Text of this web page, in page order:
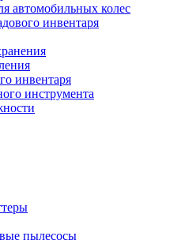
автомобильных колес
инвентаря
инвентаря
инструмента
пылесосы